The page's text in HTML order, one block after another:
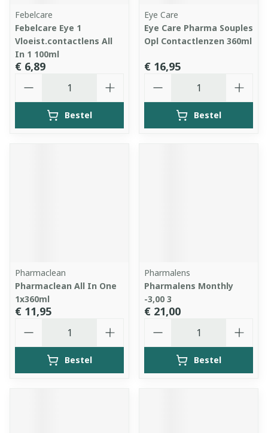
Febelcare
Febelcare Eye 1
Vloeist.contactlens All
In 1 100ml
€ 6,89
Bestel
Eye Care
Eye Care Pharma Souples
Opl Contactlenzen 360ml
€ 16,95
Bestel
Pharmaclean
Pharmaclean All In One
1x360ml
€ 11,95
Bestel
Pharmalens
Pharmalens Monthly
-3,00 3
€ 21,00
Bestel